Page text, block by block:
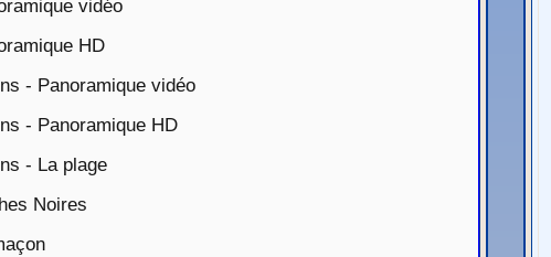
vidéo
HD
- Panoramique vidéo
- Panoramique HD
- La plage
Noires